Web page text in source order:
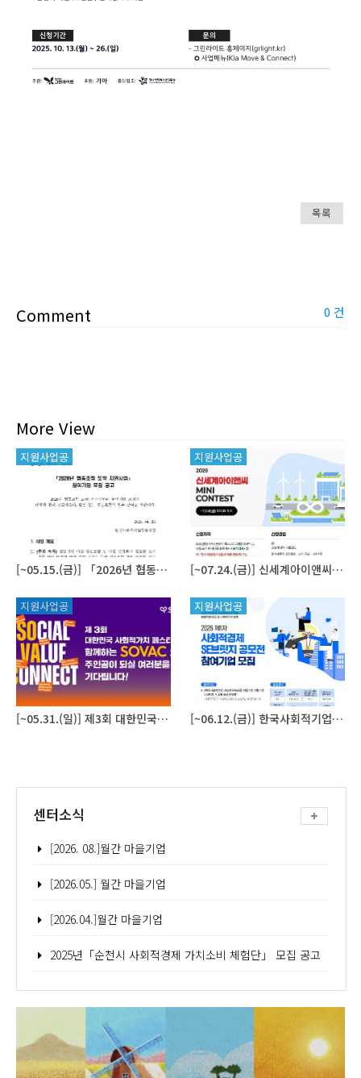
목록
Comment 0 건
More View
지원사업공
[~05.15.(금)] 「2026년 협동조합 도약 지원사업」 참여기업 모집 공고
지원사업공
고
[~07.24.(금)] 신세계아이앤씨 MINI CONTEST 참여기업 모집 공고
지원사업공
고
[~05.31.(일)] 제3회 대한민국 사회적 가치 페스타와 함께 하는 [SOVAC 2026] 참가 기관 모집
지원사업공
고
[~06.12.(금)] 한국사회적기업진흥원, 신한금융그룹과 함께하는 ‘26년 1차 사회적경제「SE브릿지 공모전」
센터소식
[2026. 08.]월간 마을기업
[2026.05.] 월간 마을기업
[2026.04.]월간 마을기업
2025년「순천시 사회적경제 가치소비 체험단」 모집 공고